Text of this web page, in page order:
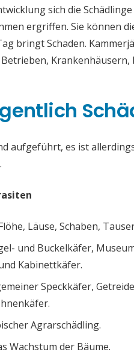
sich die
ergriffen. Sie können
bringt Schaden.
Krankenhäusern,
aufgeführt, es ist
Läuse, Schaben,
und Buckelkäfer,
Kabinettkäfer.
Speckkäfer,
Agrarschädling.
Wachstum der Bäume.